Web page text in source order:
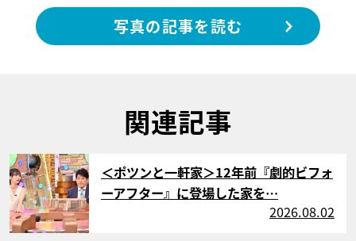
写真の記事を読む
関連記事
サムネイル
＜ポツンと一軒家＞12年前『劇的ビフォ
ーアフター』に登場した家を…
2026.08.02